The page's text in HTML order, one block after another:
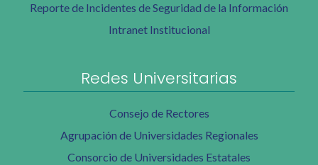
Reporte de Incidentes de Seguridad de la Información
Intranet Institucional
Redes Universitarias
Consejo de Rectores
Agrupación de Universidades Regionales
Consorcio de Universidades Estatales